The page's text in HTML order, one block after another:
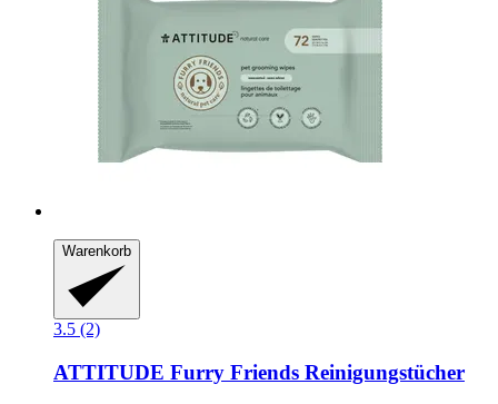
Warenkorb
3.5 (2)
ATTITUDE Furry Friends Reinigungstücher